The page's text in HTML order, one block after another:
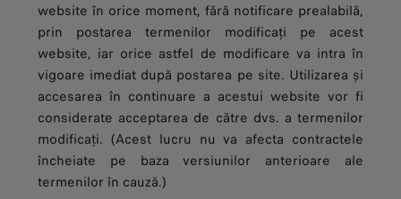
website în orice moment, fără notificare prealabilă,
prin postarea termenilor modificați pe acest
website, iar orice astfel de modificare va intra în
vigoare imediat după postarea pe site. Utilizarea și
accesarea în continuare a acestui website vor fi
considerate acceptarea de către dvs. a termenilor
modificați. (Acest lucru nu va afecta contractele
încheiate pe baza versiunilor anterioare ale
termenilor în cauză.)